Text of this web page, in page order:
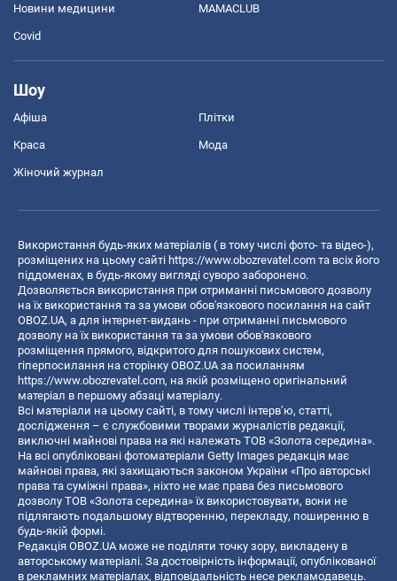
Новини медицини MAMACLUB
Covid
Шоу
Афіша Плітки
Краса Мода
Жіночий журнал
Використання будь-яких матеріалів ( в тому числі фото- та відео-),
розміщених на цьому сайті https://www.obozrevatel.com та всіх його
піддоменах, в будь-якому вигляді суворо заборонено.
Дозволяється використання при отриманні письмового дозволу
на їх використання та за умови обов'язкового посилання на сайт
OBOZ.UA, а для інтернет-видань - при отриманні письмового
дозволу на їх використання та за умови обов'язкового
розміщення прямого, відкритого для пошукових систем,
гіперпосилання на сторінку OBOZ.UA за посиланням
https://www.obozrevatel.com, на якій розміщено оригінальний
матеріал в першому абзаці матеріалу.
Всі матеріали на цьому сайті, в тому числі інтерв’ю, статті,
дослідження – є службовими творами журналістів редакції,
виключні майнові права на які належать ТОВ «Золота середина».
На всі опубліковані фотоматеріали Getty Images редакція має
майнові права, які захищаються законом України «Про авторські
права та суміжні права», ніхто не має права без письмового
дозволу ТОВ «Золота середина» їх використовувати, вони не
підлягають подальшому відтворенню, перекладу, поширенню в
будь-якій формі.
Редакція OBOZ.UA може не поділяти точку зору, викладену в
авторському матеріалі. За достовірність інформації, опублікованої
в рекламних матеріалах, відповідальність несе рекламодавець.